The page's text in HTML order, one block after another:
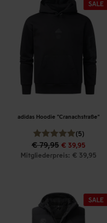
adidas Hoodie "Cranachstraße"
(5)
€ 79,95 € 39,95
Mitgliederpreis: € 39,95